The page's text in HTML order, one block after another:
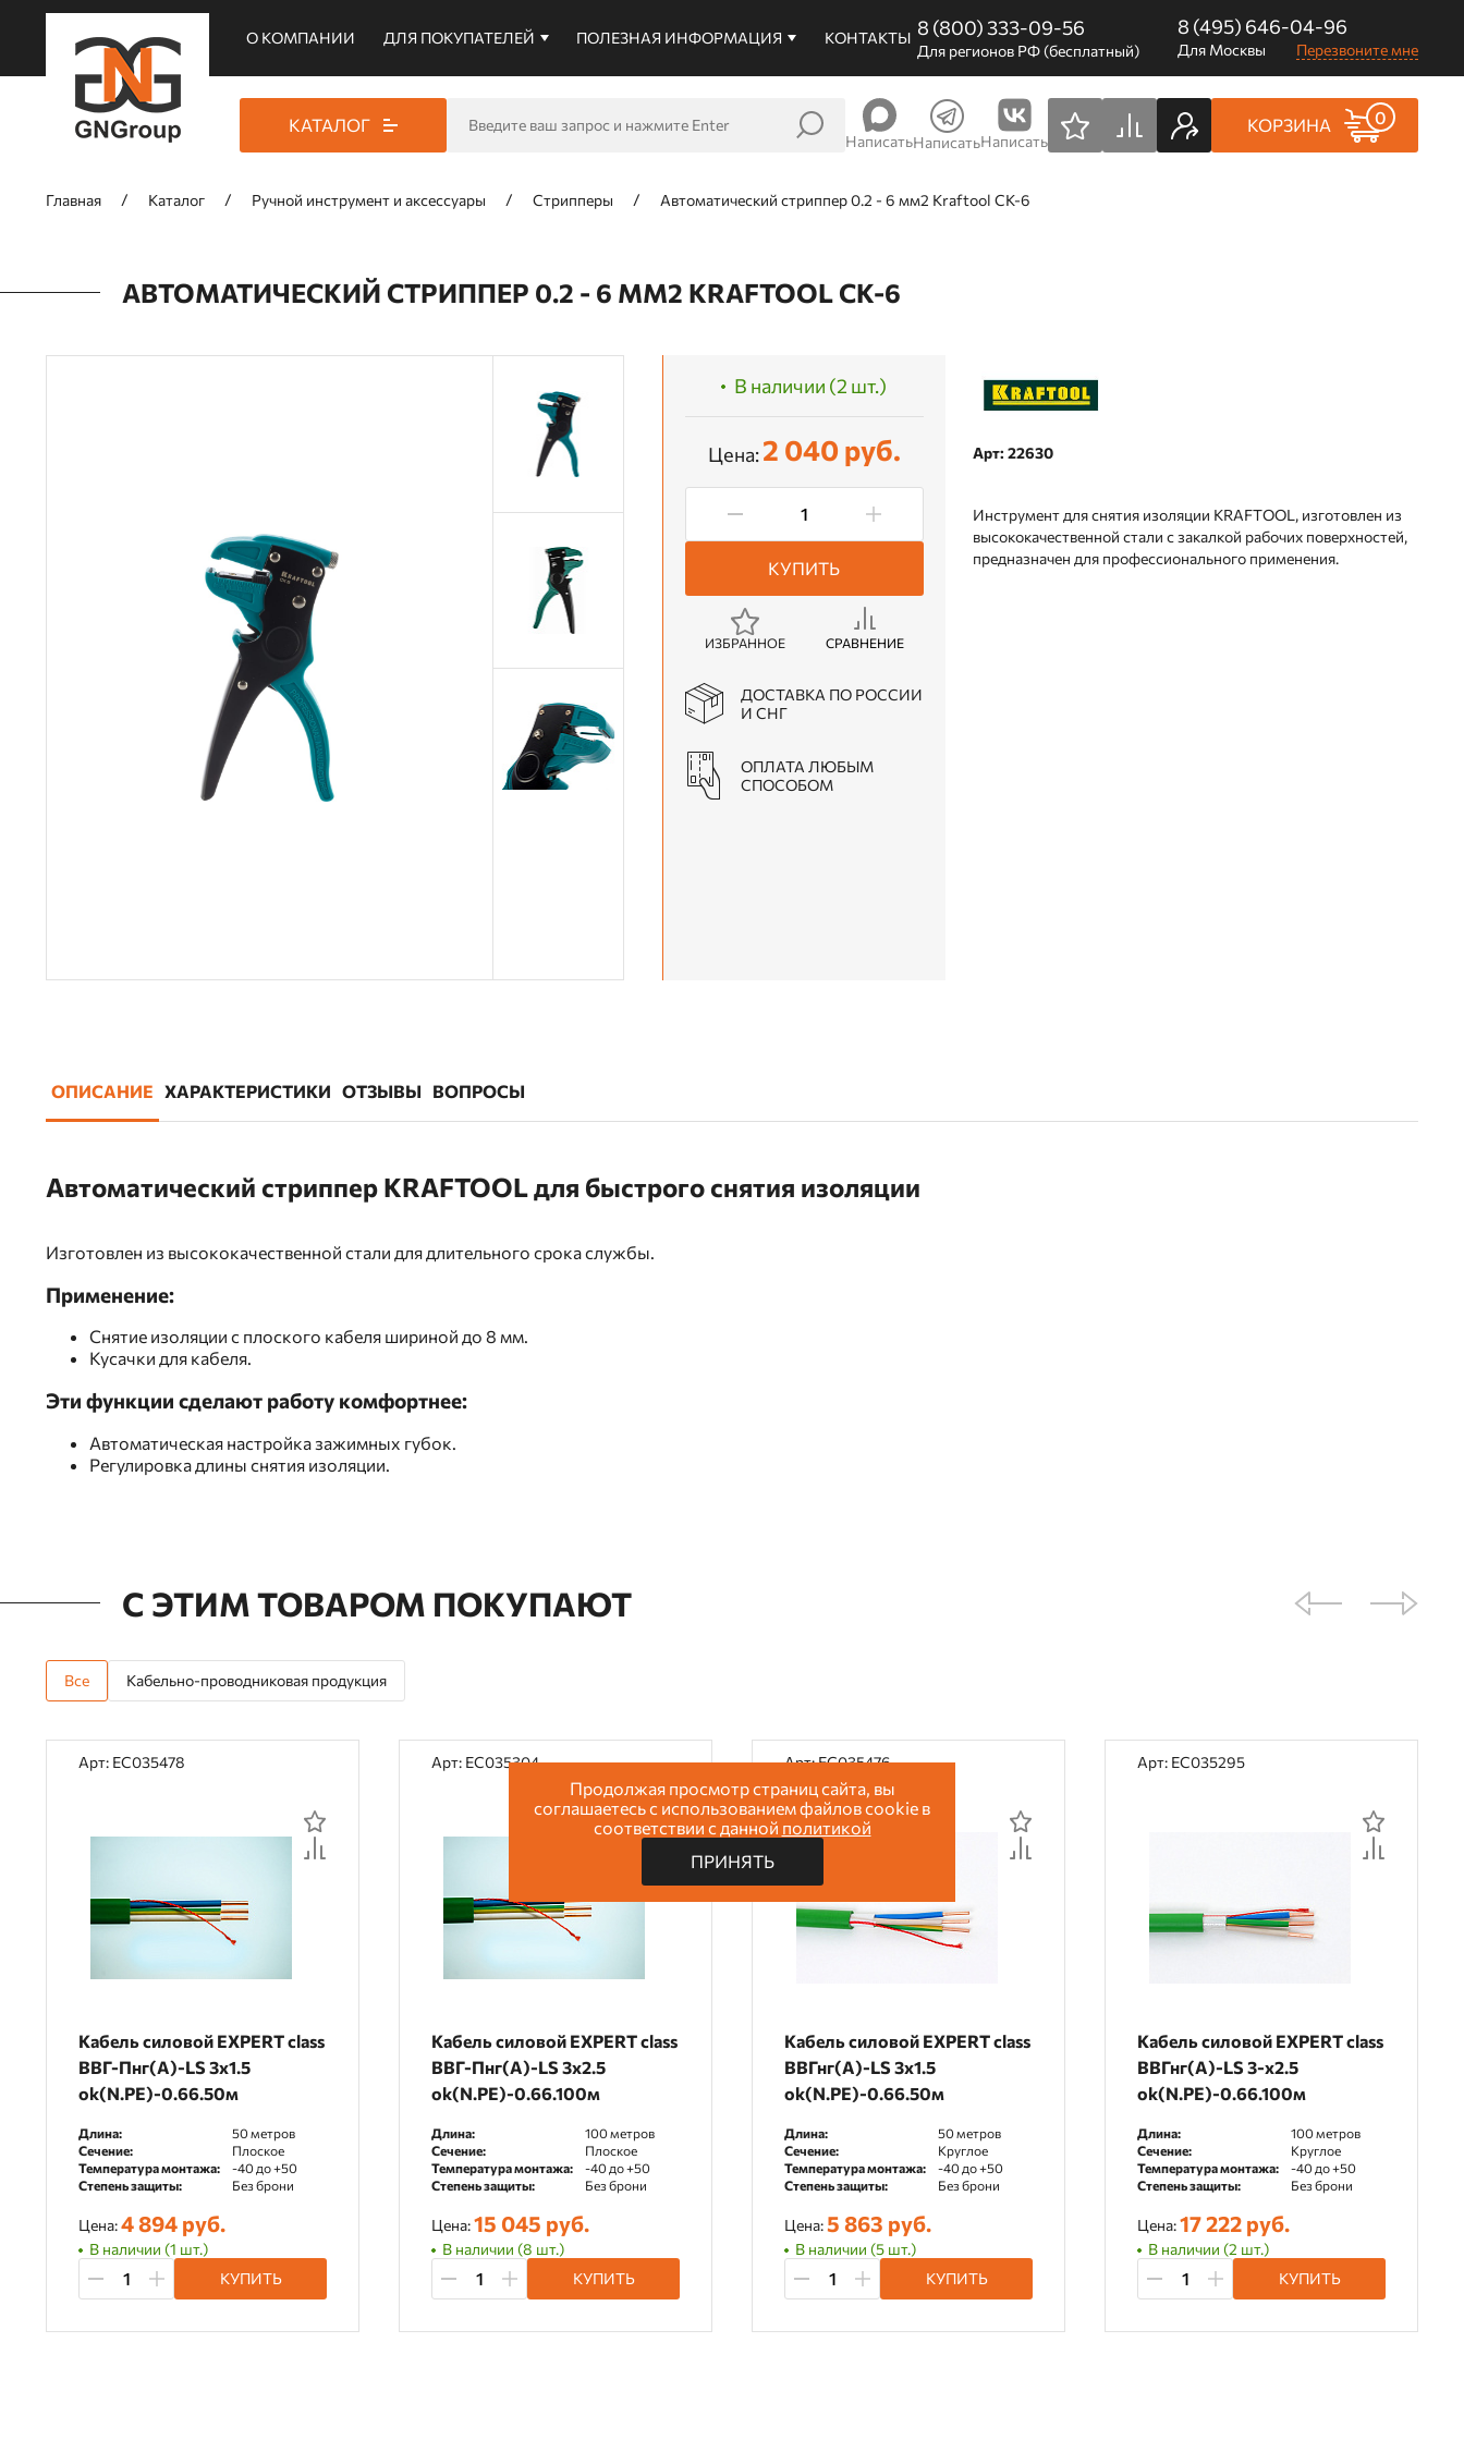
О КОМПАНИИ ДЛЯ ПОКУПАТЕЛЕЙ ПОЛЕЗНАЯ ИНФОРМАЦИЯ КОНТАКТЫ 8 (800) 333-09-56
Для регионов РФ (бесплатный)
8 (495) 646-04-96
Для Москвы Перезвоните мне
КАТАЛОГ
НаписатьНаписатьНаписать
КОРЗИНА 0
Главная Каталог Ручной инcтрумент и аксессуары Стрипперы Автоматический стриппер 0.2 - 6 мм2 Kraftool CK-6
АВТОМАТИЧЕСКИЙ СТРИППЕР 0.2 - 6 ММ2 KRAFTOOL CK-6
Арт: 22630
Инструмент для снятия изоляции KRAFTOOL, изготовлен из
высококачественной стали с закалкой рабочих поверхностей,
предназначен для профессионального применения.
В наличии (2 шт.)
Цена:2 040 руб.
КУПИТЬ
ИЗБРАННОЕ СРАВНЕНИЕ
ДОСТАВКА ПО РОССИИ
И СНГ
ОПЛАТА ЛЮБЫМ
СПОСОБОМ
ОПИСАНИЕ ХАРАКТЕРИСТИКИ ОТЗЫВЫ ВОПРОСЫ
Автоматический стриппер KRAFTOOL для быстрого снятия изоляции
Изготовлен из высококачественной стали для длительного срока службы.
Применение:
Снятие изоляции с плоского кабеля шириной до 8 мм.
Кусачки для кабеля.
Эти функции сделают работу комфортнее:
Автоматическая настройка зажимных губок.
Регулировка длины снятия изоляции.
С ЭТИМ ТОВАРОМ ПОКУПАЮТ
Все Кабельно-проводниковая продукция
Арт: EC035478
Кабель силовой EXPERT class
ВВГ-Пнг(А)-LS 3x1.5
ok(N.PE)-0.66.50м
Длина:
50 метров
Сечение:
Плоское
Температура монтажа:
-40 до +50
Степень защиты:
Без брони
Цена:4 894 руб.
В наличии (1 шт.)
КУПИТЬ
Арт: EC035304
Кабель силовой EXPERT class
ВВГ-Пнг(А)-LS 3x2.5
ok(N.PE)-0.66.100м
Длина:
100 метров
Сечение:
Плоское
Температура монтажа:
-40 до +50
Степень защиты:
Без брони
Цена:15 045 руб.
В наличии (8 шт.)
КУПИТЬ
Арт: EC035476
Кабель силовой EXPERT class
ВВГнг(А)-LS 3x1.5
ok(N.PE)-0.66.50м
Длина:
50 метров
Сечение:
Круглое
Температура монтажа:
-40 до +50
Степень защиты:
Без брони
Цена:5 863 руб.
В наличии (5 шт.)
КУПИТЬ
Арт: EC035295
Кабель силовой EXPERT class
ВВГнг(А)-LS 3-x2.5
ok(N.PE)-0.66.100м
Длина:
100 метров
Сечение:
Круглое
Температура монтажа:
-40 до +50
Степень защиты:
Без брони
Цена:17 222 руб.
В наличии (2 шт.)
КУПИТЬ
Продолжая просмотр страниц сайта, вы
соглашаетесь с использованием файлов cookie в
соответствии с данной политикой
ПРИНЯТЬ